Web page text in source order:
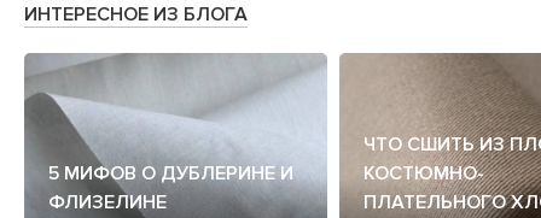
ИНТЕРЕСНОЕ ИЗ БЛОГА
5 МИФОВ О ДУБЛЕРИНЕ И
ФЛИЗЕЛИНЕ
ЧТО СШИТЬ ИЗ
КОСТЮМНО-
ПЛАТЕЛЬНОГО